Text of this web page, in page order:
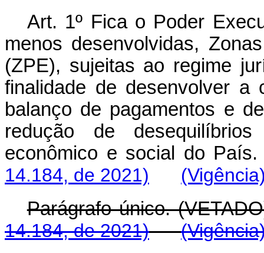
Art. 1º Fica o Poder
menos desenvolvidas,
(ZPE), sujeitas ao regime
finalidade de desenvolver a
balanço de pagamentos e
redução de
econômico e social
14.184, de 2021)
Parágrafo único.
14.184, de 2021)